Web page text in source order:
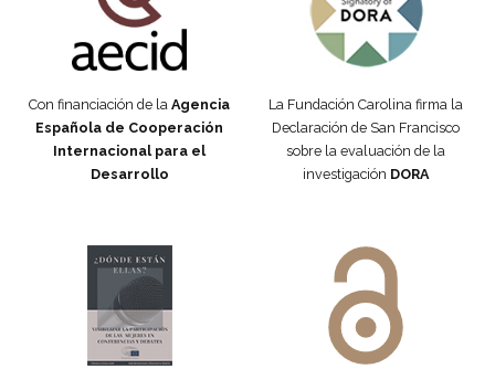
Con financiación de la Agencia
Española de Cooperación
Internacional para el
Desarrollo
La Fundación Carolina firma la
Declaración de San Francisco
sobre la evaluación de la
investigación DORA